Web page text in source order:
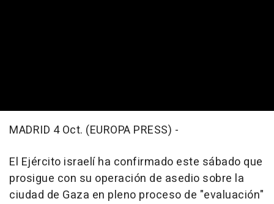
MADRID 4 Oct. (EUROPA PRESS) -
El Ejército israelí ha confirmado este sábado que
prosigue con su operación de asedio sobre la
ciudad de Gaza en pleno proceso de "evaluación"